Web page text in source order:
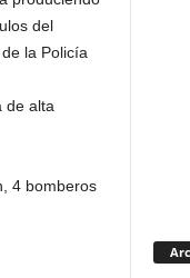
del
la Policía
de alta
4 bomberos